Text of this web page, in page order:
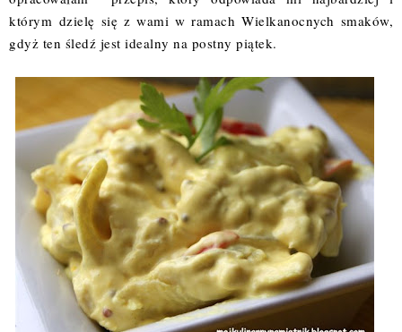
którym dzielę się z wami w ramach Wielkanocnych smaków,
gdyż ten śledź jest idealny na postny piątek.